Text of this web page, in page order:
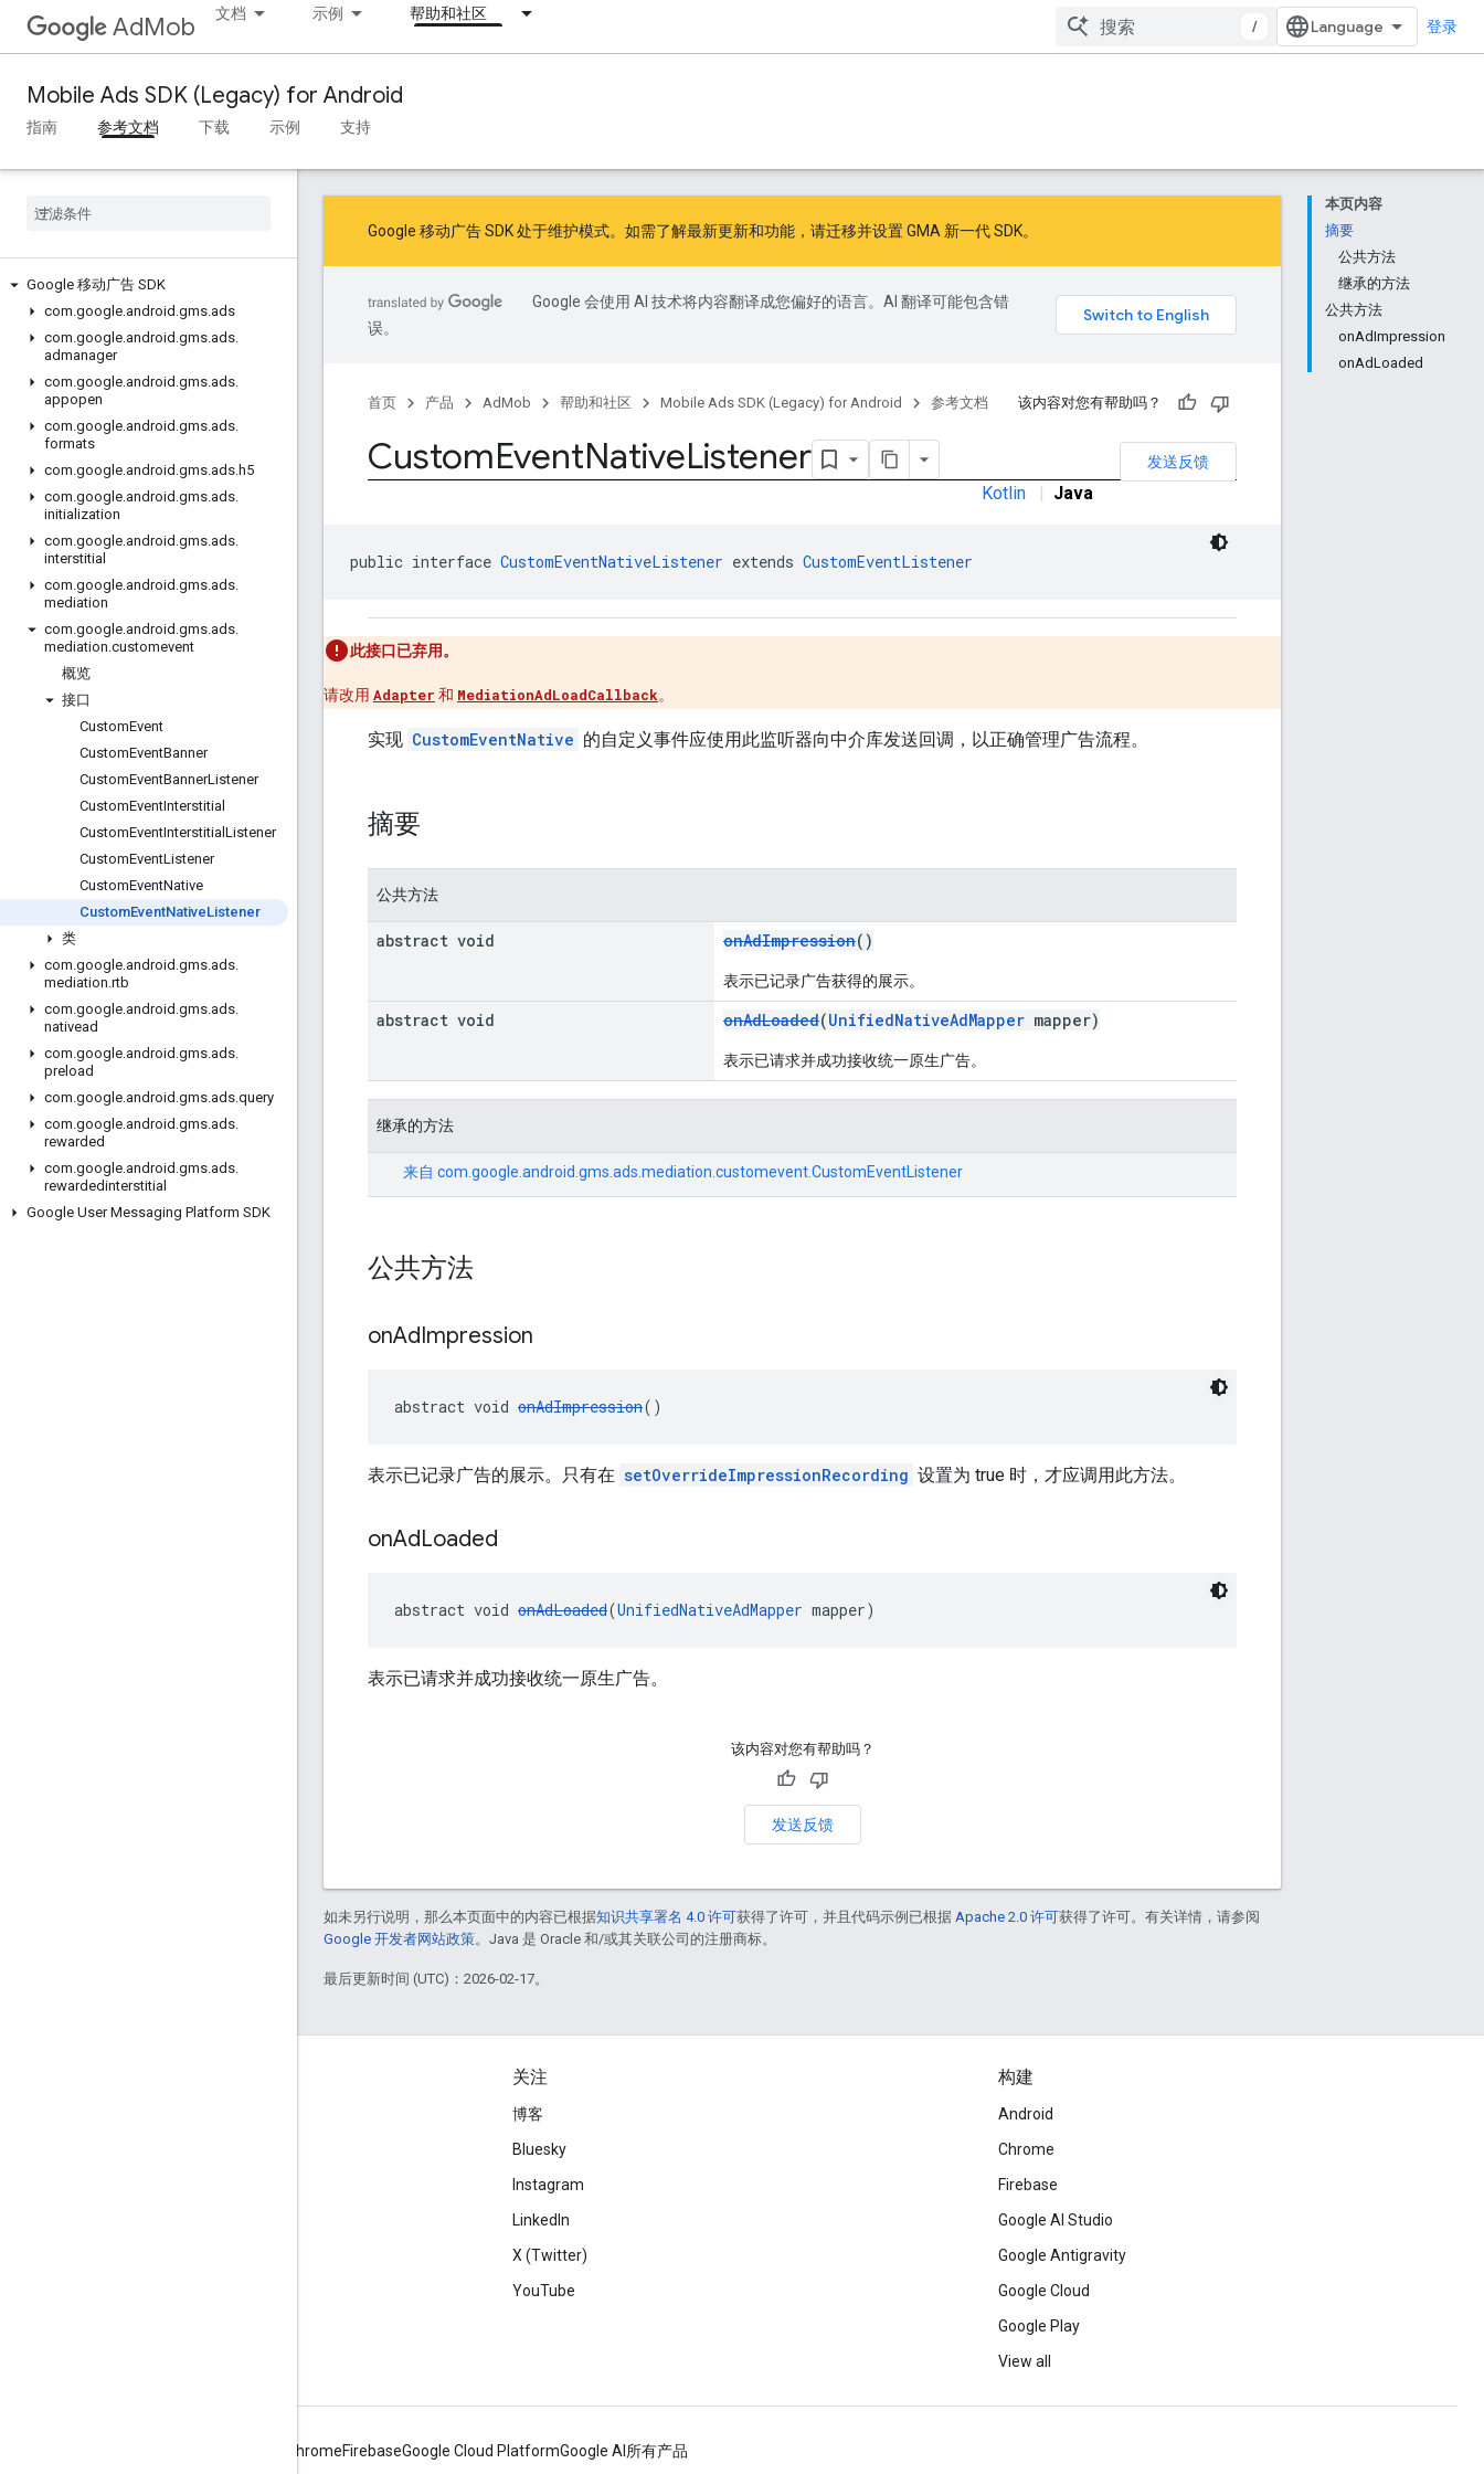
AdMob 文档 示例 帮助和社区
/ 登录
Mobile Ads SDK (Legacy) for Android
指南 参考文档 下载 示例 支持
Google 移动广告 SDK
com.google.android .gms.ads
com.google.android .gms.ads.
admanager
com.google.android .gms.ads.
appopen
com.google.android .gms.ads.
formats
com.google.android .gms.ads.h5
com.google.android .gms.ads.
initialization
com.google.android .gms.ads.
interstitial
com.google.android .gms.ads.
mediation
com.google.android .gms.ads.
mediation.customevent
概览
接口
CustomEvent
CustomEventBanner
CustomEventBannerListener
CustomEventInterstitial
CustomEventInterstitial Listener
CustomEventListener
CustomEventNative
CustomEventNativeListener
类
com.google.android .gms.ads.
mediation.rtb
com.google.android .gms.ads.
nativead
com.google.android .gms.ads.
preload
com.google.android .gms.ads.query
com.google.android .gms.ads.
rewarded
com.google.android .gms.ads.
rewardedinterstitial
Google User Messaging Platform SDK
本页内容
摘要
公共方法
继承的方法
公共方法
onAdImpression
onAdLoaded
Google 移动广告 SDK 处于维护模式。如需了解最新更新和功能，请迁移并设置 GMA 新一代 SDK。
Google 会使用 AI 技术将内容翻译成您偏好的语言。AI 翻译可能包含错
误。
首页 产品 AdMob 帮助和社区 Mobile Ads SDK (Legacy) for Android 参考文档 该内容对您有帮助吗？
发送反馈
CustomEventNativeListener
Kotlin | Java
public interface CustomEventNativeListener extends CustomEventListener
此接口已弃用。
请改用 Adapter 和 MediationAdLoadCallback。
实现 CustomEventNative 的自定义事件应使用此监听器向中介库发送回调，以正确管理广告流程。
摘要
公共方法
abstract void onAdImpression()
表示已记录广告获得的展示。
abstract void onAdLoaded(UnifiedNativeAdMapper mapper)
表示已请求并成功接收统一原生广告。
继承的方法
来自 com.google.android.gms.ads.mediation.customevent.CustomEventListener
公共方法
onAdImpression
abstract void onAdImpression()
表示已记录广告的展示。只有在 setOverrideImpressionRecording 设置为 true 时，才应调用此方法。
onAdLoaded
abstract void onAdLoaded(UnifiedNativeAdMapper mapper)
表示已请求并成功接收统一原生广告。
该内容对您有帮助吗？
发送反馈
如未另行说明，那么本页面中的内容已根据知识共享署名 4.0 许可获得了许可，并且代码示例已根据 Apache 2.0 许可获得了许可。有关详情，请参阅
Google 开发者网站政策。Java 是 Oracle 和/或其关联公司的注册商标。
最后更新时间 (UTC)：2026-02-17。
关注
博客
Bluesky
Instagram
LinkedIn
X (Twitter)
YouTube
构建
Android
Chrome
Firebase
Google AI Studio
Google Antigravity
Google Cloud
Google Play
View all
ChromeFirebaseGoogle Cloud PlatformGoogle AI 所有产品